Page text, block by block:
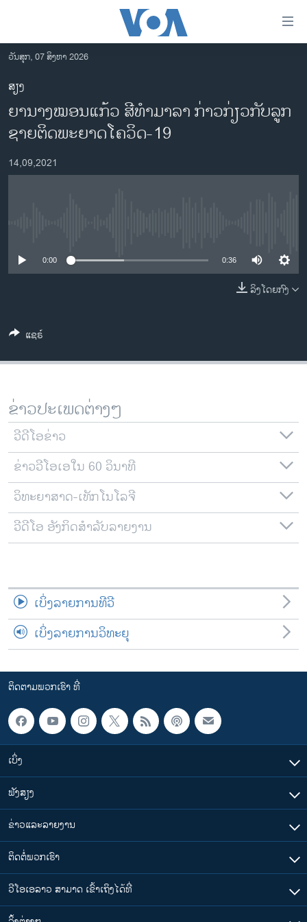
ເຂົ້າ
ຫາ
ຂ້າມ
ຂ້າມ
ຂ້າມ
ໄປ
ຫາ
ຊອກ
ລາວ
ອາເມຣິກາ
ການເລືອກຕັ້ງ ປະທານາທີບໍດີ ສະຫະລັດ 2024
ຂ່າວ​ຈີນ
ຊີວິດຊາວລາວ
ທຸລະກິດ
ພາສາອັງກິດ
ສຽງ
ລາຍການກະຈາຍສຽງ
ລາຍງານ
ຕິດຕາມພວກເຮົາ ທີ່
ພາສາຕ່າງໆ
ວັນສຸກ, 07 ສິງຫາ 2026
ສຽງ
ຍານາງໝອນແກ້ວ ສີທຳມາລາ ກ່າວກ່ຽວກັບລູກ
ຊາຍຕິດພະຍາດໂຄວິດ-19
14,09,2021
0:00 0:36
ລິງໂດຍກົງ
ແຊຣ໌
ຂ່າວປະເພດຕ່າງໆ
ວີດີໂອຂ່າວ
ຂ່າວວີໂອເອໃນ 60 ວິນາທີ
ວິທະຍາສາດ-ເທັກໂນໂລຈີ
ວີດີໂອ ອັງກິດສຳລັບລາຍງານ
ເບິ່ງລາຍການທີວີ
ເບິ່ງລາຍການວິທະຍຸ
ຕິດຕາມພວກເຮົາ ທີ່
ເບິ່ງ
ຟັງສຽງ
ຂ່າວແລະລາຍງານ
ຕິດຕໍ່ພວກເຮົາ
ວີໂອເອລາວ ສາມາດ ເຂົ້າເຖິງໄດ້ທີ່